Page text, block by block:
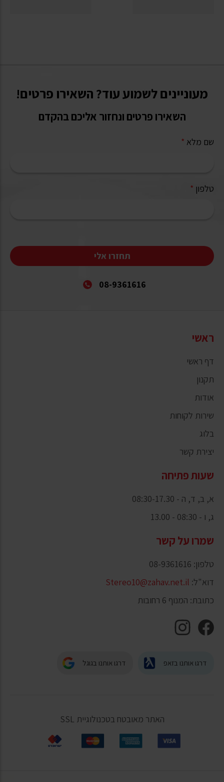
מעוניינים לשמוע עוד? השאירו פרטים!
השאירו פרטים ונחזור אליכם בהקדם
שם מלא *
טלפון *
תחזרו אלי
08-9361616
ראשי
דף ראשי
תקנון
אודות
שירות לקוחות
בלוג
יצירת קשר
שעות פתיחה
א, ב, ד, ה - 08:30-17.30
ג, ו - 08:30 - 13.00
שמרו על קשר
טלפון: 08-9361616
דוא"ל: Stereo10@zahav.net.il
כתובת: המנוף 6 רחובות
דרגו אותנו בזאפ דרגו אותנו בגוגל
האתר מאובטח בטכנולוגיית SSL